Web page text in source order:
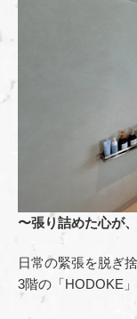
〜張り詰めた心が
日常の緊張を脱ぎ
3階の「HODOKE」